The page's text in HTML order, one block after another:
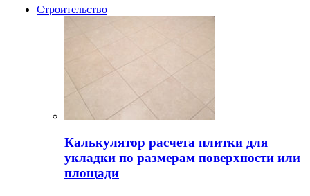
Строительство
Калькулятор расчета плитки для
укладки по размерам поверхности или
площади